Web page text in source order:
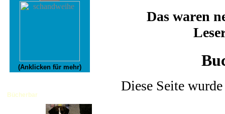
(Anklicken für mehr)
Bücherbar
Das waren
Diese Seite